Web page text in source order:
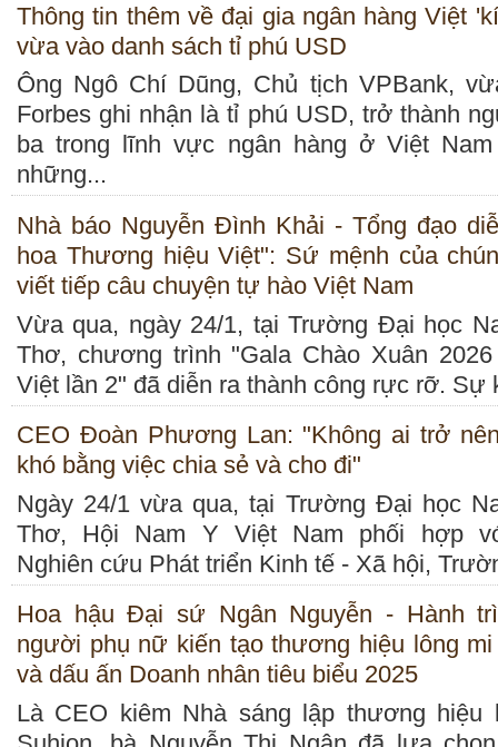
Thông tin thêm về đại gia ngân hàng Việt
vừa vào danh sách tỉ phú USD
Ông Ngô Chí Dũng, Chủ tịch VPBank,
Forbes ghi nhận là tỉ phú USD, trở thành
ba trong lĩnh vực ngân hàng ở Việt
những...
Nhà báo Nguyễn Đình Khải - Tổng đạo
hoa Thương hiệu Việt": Sứ mệnh của
viết tiếp câu chuyện tự hào Việt Nam
Vừa qua, ngày 24/1, tại Trường Đại học
Thơ, chương trình "Gala Chào Xuân
Việt lần 2" đã diễn ra thành công rực rỡ. Sự
CEO Đoàn Phương Lan: "Không ai trở
khó bằng việc chia sẻ và cho đi"
Ngày 24/1 vừa qua, tại Trường Đại học
Thơ, Hội Nam Y Việt Nam phối hợp
Nghiên cứu Phát triển Kinh tế - Xã hội,
Hoa hậu Đại sứ Ngân Nguyễn - Hành
người phụ nữ kiến tạo thương hiệu lông mi
và dấu ấn Doanh nhân tiêu biểu 2025
Là CEO kiêm Nhà sáng lập thương hiệu